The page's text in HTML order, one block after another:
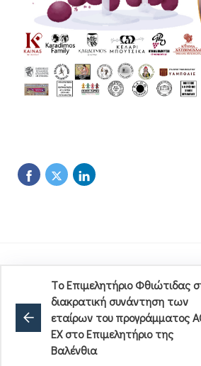
Tο Επιμελητήριο Φθιώτιδας
διακρατική συνάντηση των
εταίρων του προγράμματος
EX στο Επιμελητήριο της
Βαλένθια